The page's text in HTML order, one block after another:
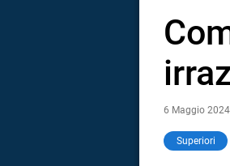
6 Maggio
Superiori